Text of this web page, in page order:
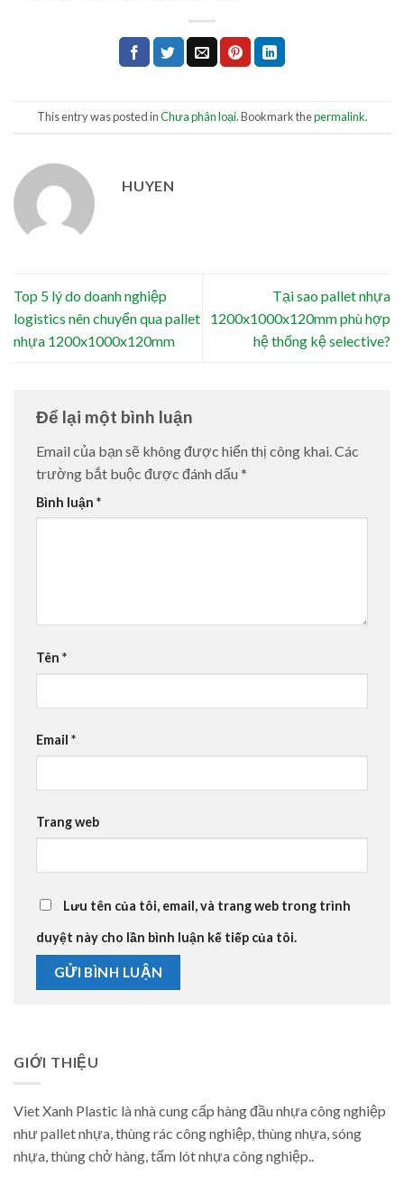
This entry was posted inChưa phân loại. Bookmark thepermalink.
HUYEN
Top 5 lý do doanh nghiệp
logistics nên chuyển qua pallet
nhựa 1200x1000x120mm
Tại sao pallet nhựa
1200x1000x120mm phù hợp
hệ thống kệ selective?
Để lại một bình luận
Email của bạn sẽ không được hiển thị công khai. Các
trường bắt buộc được đánh dấu *
Bình luận *
Tên *
Email *
Trang web
Lưu tên của tôi, email, và trang web trong trình
duyệt này cho lần bình luận kế tiếp của tôi.
GIỚI THIỆU
Viet Xanh Plastic là nhà cung cấp hàng đầu nhựa công nghiệp
như pallet nhựa, thùng rác công nghiệp, thùng nhựa, sóng
nhựa, thùng chở hàng, tấm lót nhựa công nghiệp..